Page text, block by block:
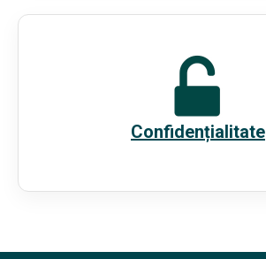
Confidențialitate